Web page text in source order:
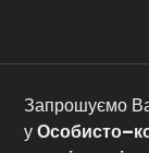
Запрошуємо
уОсобисто–